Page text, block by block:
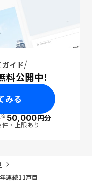
イド
公開中！
みる
※50,000円分
・上限あり
連続11戸目